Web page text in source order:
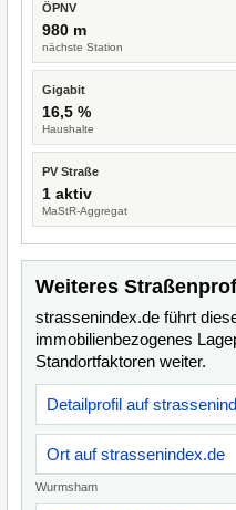
ÖPNV
980 m
nächste Station
Gigabit
16,5 %
Haushalte
PV Straße
1 aktiv
MaStR-Aggregat
Weiteres
strassenindex.de führt
immobilienbezogenes
Standortfaktoren weiter.
Detailprofil auf
Ort auf strassenindex.de
Wurmsham